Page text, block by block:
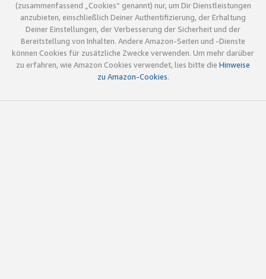
(zusammenfassend „Cookies“ genannt) nur, um Dir Dienstleistungen
anzubieten, einschließlich Deiner Authentifizierung, der Erhaltung
Deiner Einstellungen, der Verbesserung der Sicherheit und der
Bereitstellung von Inhalten. Andere Amazon-Seiten und -Dienste
können Cookies für zusätzliche Zwecke verwenden. Um mehr darüber
zu erfahren, wie Amazon Cookies verwendet, lies bitte die Hinweise
zu Amazon-Cookies.